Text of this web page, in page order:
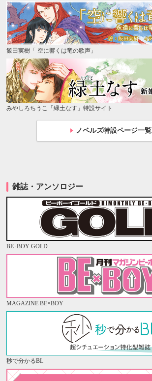
飯田実樹「 空に響くは竜の歌声」
みやしろちうこ「緑土なす」特設サイト
ノベルズ特設ページ一覧
雑誌・アンソロジー
BE･BOY GOLD
MAGAZINE BE×BOY
秒で分かるBL